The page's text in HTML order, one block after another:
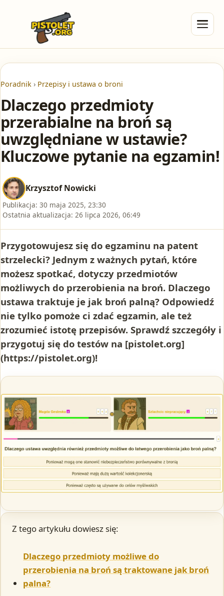
Poradnik › Przepisy i ustawa o broni
Dlaczego przedmioty
przerabialne na broń są
uwzględniane w ustawie?
Kluczowe pytanie na egzamin!
Krzysztof Nowicki
Publikacja: 30 maja 2025, 23:30
Ostatnia aktualizacja: 26 lipca 2026, 06:49
Przygotowujesz się do egzaminu na patent
strzelecki? Jednym z ważnych pytań, które
możesz spotkać, dotyczy przedmiotów
możliwych do przerobienia na broń. Dlaczego
ustawa traktuje je jak broń palną? Odpowiedź
nie tylko pomoże ci zdać egzamin, ale też
zrozumieć istotę przepisów. Sprawdź szczegóły i
przygotuj się do testów na [pistolet.org]
(https://pistolet.org)!
Z tego artykułu dowiesz się:
Dlaczego przedmioty możliwe do
przerobienia na broń są traktowane jak broń
palna?